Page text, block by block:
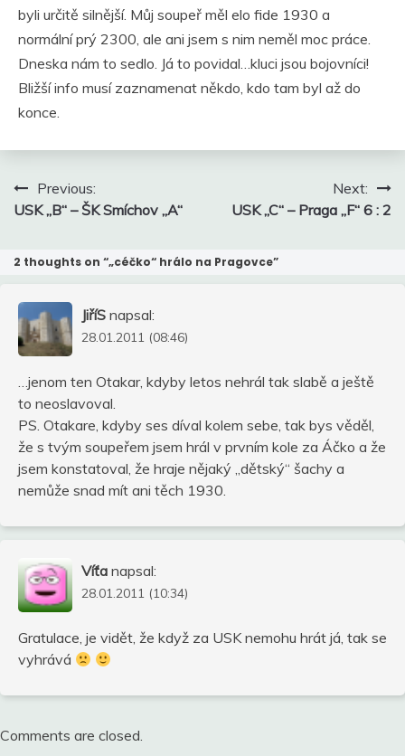
byli určitě silnější. Můj soupeř měl elo fide 1930 a
normální prý 2300, ale ani jsem s nim neměl moc práce.
Dneska nám to sedlo. Já to povidal…kluci jsou bojovníci!
Bližší info musí zaznamenat někdo, kdo tam byl až do
konce.
Navigace
příspěvek
Previous:
USK „B“ – ŠK Smíchov „A“
Next:
USK „C“ – Praga „F“ 6 : 2
2 thoughts on “„céčko“ hrálo na Pragovce”
JiříS napsal:
28.01.2011 (08:46)
…jenom ten Otakar, kdyby letos nehrál tak slabě a ještě
to neoslavoval.
PS. Otakare, kdyby ses díval kolem sebe, tak bys věděl,
že s tvým soupeřem jsem hrál v prvním kole za Áčko a že
jsem konstatoval, že hraje nějaký „dětský“ šachy a
nemůže snad mít ani těch 1930.
Víťa napsal:
28.01.2011 (10:34)
Gratulace, je vidět, že když za USK nemohu hrát já, tak se
vyhrává
Comments are closed.